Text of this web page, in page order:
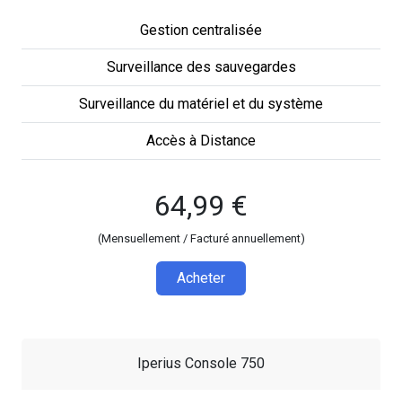
Gestion centralisée
Surveillance des sauvegardes
Surveillance du matériel et du système
Accès à Distance
64,99 €
(Mensuellement / Facturé annuellement)
Acheter
Iperius Console 750